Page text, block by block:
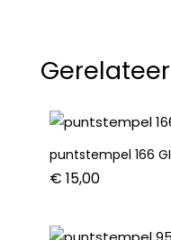
aantal
puntstempel 166
€ 15,00